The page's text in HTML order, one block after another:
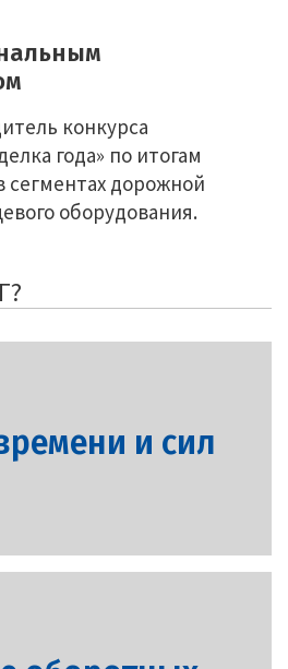
конкурса
года» по итогам
сегментах дорожной
оборудования.
и сил